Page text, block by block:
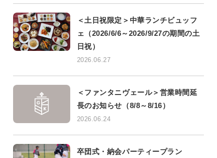
＜土日祝限定＞中華ランチビュッフ
ェ（2026/6/6～2026/9/27の期間の土
日祝）
2026.06.27
＜ファンタニヴェール＞営業時間延
長のお知らせ（8/8～8/16）
2026.06.24
卒団式・納会パーティープラン